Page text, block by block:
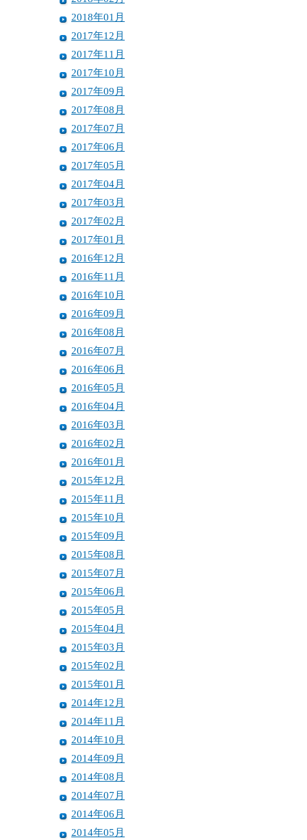
2018年01月
2017年12月
2017年11月
2017年10月
2017年09月
2017年08月
2017年07月
2017年06月
2017年05月
2017年04月
2017年03月
2017年02月
2017年01月
2016年12月
2016年11月
2016年10月
2016年09月
2016年08月
2016年07月
2016年06月
2016年05月
2016年04月
2016年03月
2016年02月
2016年01月
2015年12月
2015年11月
2015年10月
2015年09月
2015年08月
2015年07月
2015年06月
2015年05月
2015年04月
2015年03月
2015年02月
2015年01月
2014年12月
2014年11月
2014年10月
2014年09月
2014年08月
2014年07月
2014年06月
2014年05月